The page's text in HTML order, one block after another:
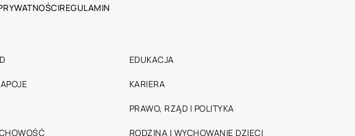
REGULAMIN
EDUKACJA
KARIERA
PRAWO, RZĄD I POLITYKA
RODZINA I WYCHOWANIE DZIECI